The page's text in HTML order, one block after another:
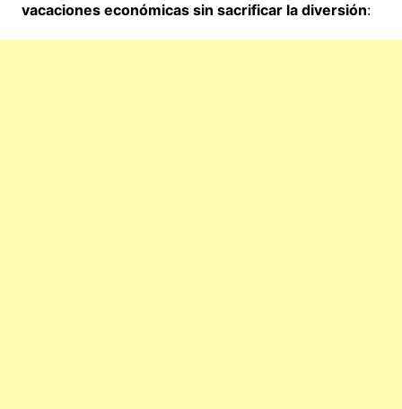
vacaciones económicas sin sacrificar la diversión: